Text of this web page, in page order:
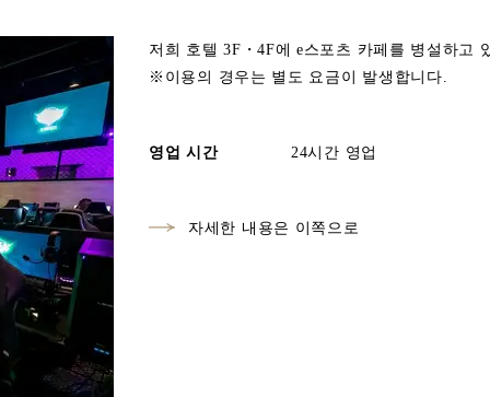
저희 호텔 3F・4F에 e스포츠 카페를 병설하고
※이용의 경우는 별도 요금이 발생합니다.
영업 시간 24시간 영업
자세한 내용은 이쪽으로